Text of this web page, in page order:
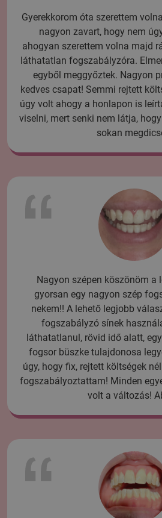
Gyerekkorom óta szerettem
nagyon zavart, hogy nem
ahogyan szerettem volna majd
láthatatlan fogszabályzóra.
egyből meggyőztek. Nagyon
kedves csapat! Semmi rejtett
úgy volt ahogy a honlapon is
viselni, mert senki nem látja,
sokan
Nagyon szépen köszönöm a
gyorsan egy nagyon szép
nekem!! A lehető legjobb
fogszabályzó sínek
láthatatlanul, rövid idő alatt,
fogsor büszke tulajdonosa
úgy, hogy fix, rejtett költségek
fogszabályoztattam! Minden
volt a változás!